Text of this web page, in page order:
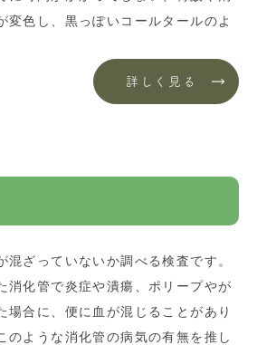
変色し、黒っぽいコールタールのよ
詳しく見る
混ざっていないか調べる検査です。
消化管で炎症や潰瘍、ポリープやが
場合に、便に血が混じることがあり
のような消化管の病気の有無を推し